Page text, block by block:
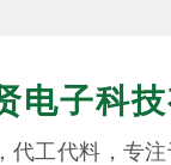
电子科
代工代料，专